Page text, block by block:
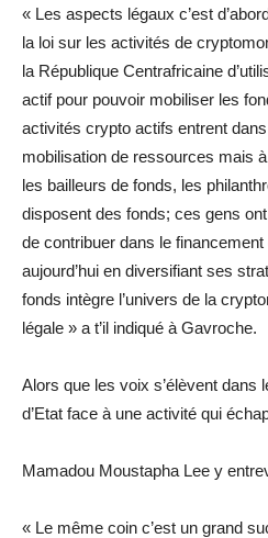
« Les aspects légaux c’est
la loi sur les activités de
la République Centrafricaine
actif pour pouvoir mobiliser les
activités crypto actifs entrent
mobilisation de ressources mais
les bailleurs de fonds, les
disposent des fonds; ces gens
de contribuer dans le
aujourd’hui en diversifiant ses
fonds intègre l’univers de la
légale » a t’il indiqué à Gavroche.
Alors que les voix s’élèvent dans
d’Etat face à une activité qui
Mamadou Moustapha Lee y
« Le même coin c’est un grand